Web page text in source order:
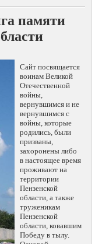
памяти
Сайт посвящается
воинам Великой
Отечественной
войны,
вернувшимся и не
вернувшимся с
войны, которые
родились, были
призваны,
захоронены либо
в настоящее время
проживают на
территории
Пензенской
области, а также
труженикам
Пензенской
области, ковавшим
Победу в тылу.